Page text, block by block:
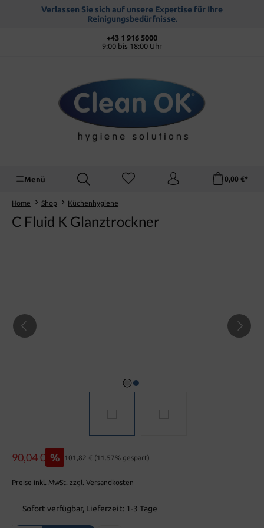
springenVerlassen Sie sich auf unsere Expertise für Ihre
Reinigungsbedürfnisse.
+43 1 916 5000
9:00 bis 18:00 Uhr
Menü 0,00 €*
Home Shop Küchenhygiene
C Fluid K Glanztrockner
90,04 € % 101,82 € (11.57% gespart)
Preise inkl. MwSt. zzgl. Versandkosten
Sofort verfügbar, Lieferzeit: 1-3 Tage